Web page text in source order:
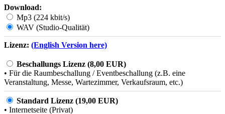
Download:
Mp3 (224 kbit/s)
WAV (Studio-Qualität)
Lizenz: (English Version here)
Beschallungs Lizenz (8,00 EUR)
• Für die Raumbeschallung / Eventbeschallung (z.B. eine
Veranstaltung, Messe, Wartezimmer, Verkaufsraum, etc.)
Standard Lizenz (19,00 EUR)
• Internetseite (Privat)